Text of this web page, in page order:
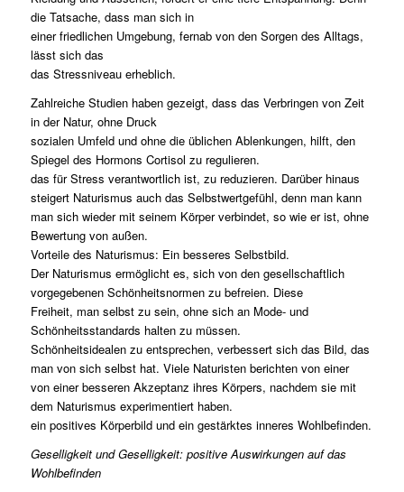
die Tatsache, dass man sich in
einer friedlichen Umgebung, fernab von den Sorgen des Alltags,
lässt sich das
das Stressniveau erheblich.
Zahlreiche Studien haben gezeigt, dass das Verbringen von Zeit
in der Natur, ohne Druck
sozialen Umfeld und ohne die üblichen Ablenkungen, hilft, den
Spiegel des Hormons Cortisol zu regulieren.
das für Stress verantwortlich ist, zu reduzieren. Darüber hinaus
steigert Naturismus auch das Selbstwertgefühl, denn man kann
man sich wieder mit seinem Körper verbindet, so wie er ist, ohne
Bewertung von außen.
Vorteile des Naturismus: Ein besseres Selbstbild.
Der Naturismus ermöglicht es, sich von den gesellschaftlich
vorgegebenen Schönheitsnormen zu befreien. Diese
Freiheit, man selbst zu sein, ohne sich an Mode- und
Schönheitsstandards halten zu müssen.
Schönheitsidealen zu entsprechen, verbessert sich das Bild, das
man von sich selbst hat. Viele Naturisten berichten von einer
von einer besseren Akzeptanz ihres Körpers, nachdem sie mit
dem Naturismus experimentiert haben.
ein positives Körperbild und ein gestärktes inneres Wohlbefinden.
Geselligkeit und Geselligkeit: positive Auswirkungen auf das
Wohlbefinden